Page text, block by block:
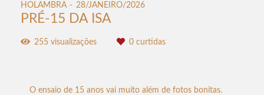
HOLAMBRA
28/JANEIRO/2026
PRÉ-15 DA ISA
255 visualizações 0 curtidas
O ensaio de 15 anos vai muito além de fotos bonitas.